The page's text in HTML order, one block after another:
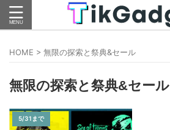
HOME > 無限の探索と祭典&セール
無限の探索と祭典&セール
5/31まで